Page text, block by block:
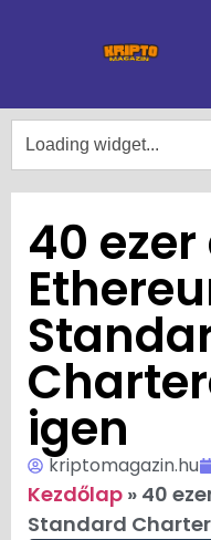
40
igen
kriptomagazin.hu
Kezdőlap » 40
Standard